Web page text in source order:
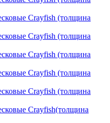
Crayfish (толщина
Crayfish (толщина
Crayfish (толщина
Crayfish (толщина
Crayfish (толщина
Crayfish(толщина